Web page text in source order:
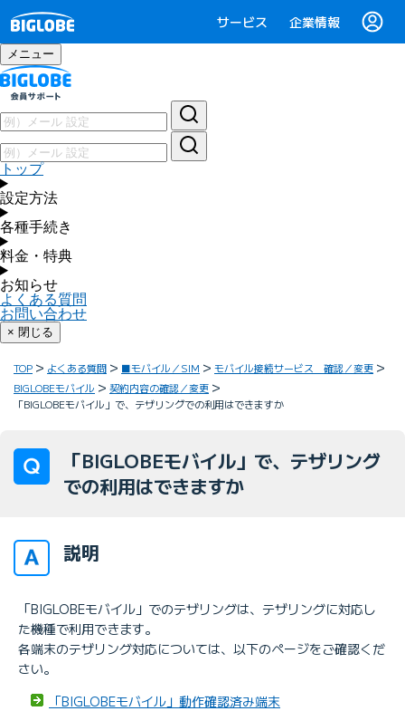
サービス 企業情報
メニュー
トップ
設定方法
各種手続き
料金・特典
お知らせ
よくある質問
お問い合わせ
× 閉じる
TOP よくある質問 ■モバイル／SIM
モバイル接続サービス 確認／変更
BIGLOBEモバイル
契約内容の確認／変更
「BIGLOBEモバイル」で、テザリングでの利用はできますか
「BIGLOBEモバイル」で、テザリング
での利用はできますか
説明
「BIGLOBEモバイル」でのテザリングは、テザリングに対応し
た機種で利用できます。
各端末のテザリング対応については、以下のページをご確認くだ
さい。
「BIGLOBEモバイル」動作確認済み端末